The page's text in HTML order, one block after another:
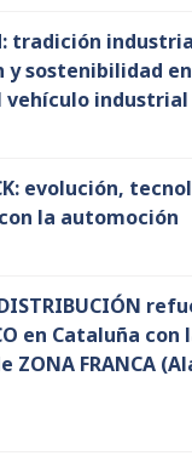
tradición
sostenibilidad
vehículo industrial
evolución,
la automoción
en Cataluña con
ZONA FRANCA